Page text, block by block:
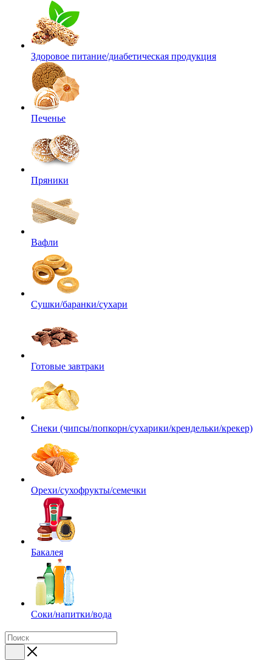
Здоровое питание/диабетическая продукция
Печенье
Пряники
Вафли
Сушки/баранки/сухари
Готовые завтраки
Снеки (чипсы/попкорн/сухарики/крендельки/крекер)
Орехи/сухофрукты/семечки
Бакалея
Соки/напитки/вода